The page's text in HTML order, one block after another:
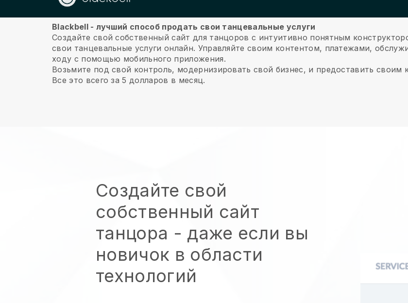
О нас
Blackbell - лучший способ продать свои танцевальные услуги
Создайте свой собственный сайт для танцоров с интуитивно понятным
свои танцевальные услуги онлайн. Управляйте своим контентом, платежами,
ходу с помощью мобильного приложения.
Возьмите под свой контроль, модернизировать свой бизнес, и предоставить своим
Все это всего за 5 долларов в месяц.
Создайте свой
собственный сайт
танцора - даже если вы
новичок в области
технологий